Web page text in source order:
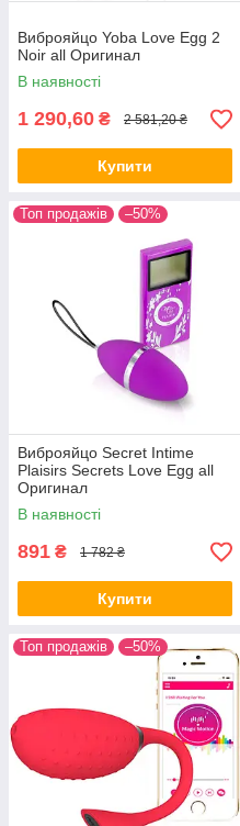
Виброяйцо Yoba Love Egg 2
Noir all Оригинал
В наявності
1 290,60 ₴ 2 581,20 ₴
Купити
Топ продажів –50%
Виброяйцо Secret Intime
Plaisirs Secrets Love Egg all
Оригинал
В наявності
891 ₴ 1 782 ₴
Купити
Топ продажів –50%